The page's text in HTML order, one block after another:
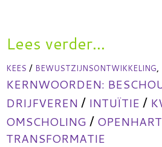
Lees verder...
KEES / BEWUSTZIJNSONTWIKKELING,
KERNWOORDEN:
DRIJFVEREN / INTUÏTIE /
OMSCHOLING / OPENHART
TRANSFORMATIE